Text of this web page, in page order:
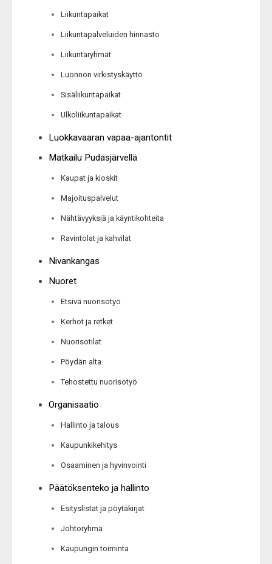
Liikuntapaikat
Liikuntapalveluiden hinnasto
Liikuntaryhmät
Luonnon virkistyskäyttö
Sisäliikuntapaikat
Ulkoliikuntapaikat
Luokkavaaran vapaa-ajantontit
Matkailu Pudasjärvellä
Kaupat ja kioskit
Majoituspalvelut
Nähtävyyksiä ja käyntikohteita
Ravintolat ja kahvilat
Nivankangas
Nuoret
Etsivä nuorisotyö
Kerhot ja retket
Nuorisotilat
Pöydän alta
Tehostettu nuorisotyö
Organisaatio
Hallinto ja talous
Kaupunkikehitys
Osaaminen ja hyvinvointi
Päätöksenteko ja hallinto
Esityslistat ja pöytäkirjat
Johtoryhmä
Kaupungin toiminta